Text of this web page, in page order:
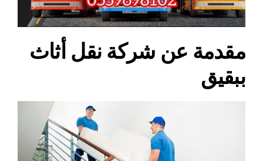
مقدمة عن شركة نقل أثاث
ببقيق